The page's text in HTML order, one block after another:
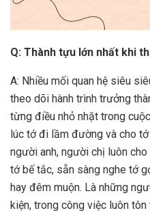
Q: Thành tựu lớn nhất khi
A: Nhiều mối quan hệ siêu
theo dõi hành trình trưởng
từng điều nhỏ nhặt trong
lúc tớ đi lầm đường và cho
người anh, người chị luôn
tớ bế tắc, sẵn sàng nghe tớ
hay đêm muộn. Là những
kiện, trong công việc luôn